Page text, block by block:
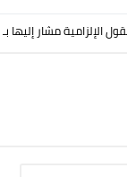
الإلزامية مشار إليها بـ